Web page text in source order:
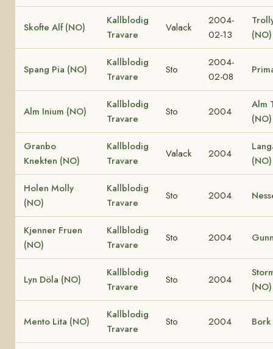
Skofte Alf (NO)
Kallblodig
Travare
Valack
2004-
02-13
(NO)
Spang Pia (NO)
Kallblodig
Travare
Sto
2004-
02-08
Alm Inium (NO)
Kallblodig
Travare
Sto 2004
Alm
(NO)
Granbo
Knekten (NO)
Kallblodig
Travare
Valack 2004
(NO)
Holen Molly
(NO)
Kallblodig
Travare
Sto 2004
Kjenner Fruen
(NO)
Kallblodig
Travare
Sto 2004
Lyn Döla (NO)
Kallblodig
Travare
Sto 2004
(NO)
Mento Lita (NO)
Kallblodig
Travare
Sto 2004